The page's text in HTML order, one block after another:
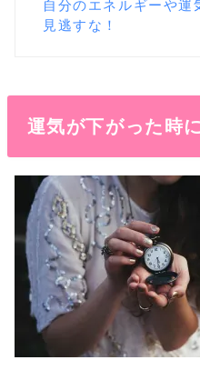
自分のエネルギーや運
見逃すな！
運気が下がった時